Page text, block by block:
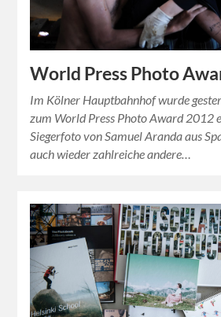
World Press Photo
Im Kölner Hauptbahnhof wurde
zum World Press Photo Award 2012
Siegerfoto von Samuel Aranda aus
auch wieder zahlreiche andere…